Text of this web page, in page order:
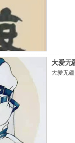
大爱无
大爱无